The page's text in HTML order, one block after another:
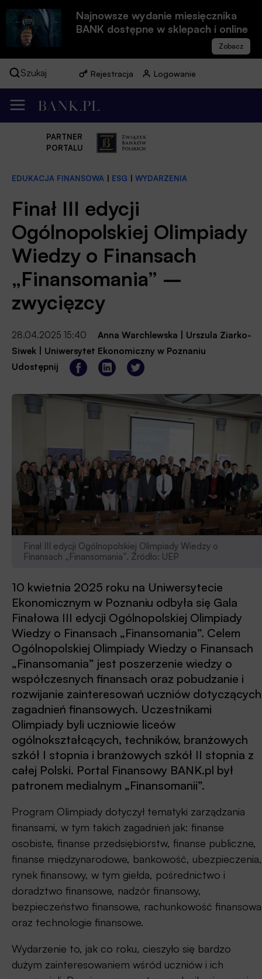
Najnowsze wydanie miesięcznika
BANK dostępne w sklepach i online
Szukaj Rejestracja Logowanie
PARTNER
PORTALU
EDUKACJA FINANSOWA ESG WYDARZENIA
Finał III edycji
Ogólnopolskiej Olimpiady
Wiedzy o Finansach
„Finansomania” –
zwycięzcy
28.04.2025 15:40 Anna Warchlewska
Urszula Ziarko-
Siwek
Uniwersytet Ekonomiczny w Poznaniu
Udostępnij
Finał III edycji Ogólnopolskiej Olimpiady Wiedzy o
Finansach „Finansomania”. Źródło: UEP
10 kwietnia 2025 roku na Uniwersytecie
Ekonomicznym w Poznaniu odbyła się Gala
Finałowa III edycji Ogólnopolskiej Olimpiady
Wiedzy o Finansach „Finansomania”. Celem
Ogólnopolskiej Olimpiady Wiedzy o Finansach
„Finansomania” jest poszerzenie wiedzy o
współczesnych finansach oraz pobudzanie i
rozwijanie zainteresowań uczniów dotyczących
zagadnień finansowych. Uczestnikami
Olimpiady byli uczniowie liceów
ogólnokształcących, techników, branżowych
szkół I stopnia i branżowych szkół II stopnia z
całej Polski. Portal Finansowy BANK.pl był
patronem medialnym „Finansomanii”.
Program Olimpiady dotyczył tematyki zarządzania
finansami, w tym takich zagadnień jak: finanse
osobiste, finanse przedsiębiorstw, finanse publiczne,
finanse międzynarodowe, bankowość, ubezpieczenia,
rynek finansowy, w tym giełda, pośrednictwo i
doradztwo finansowe, nadzór finansowy,
bezpieczeństwo finansowe, rachunkowość finansowa
oraz technologie finansowe.
Wydarzenie to, jak co roku, cieszyło się bardzo
dużym zainteresowaniem wśród uczniów i ich